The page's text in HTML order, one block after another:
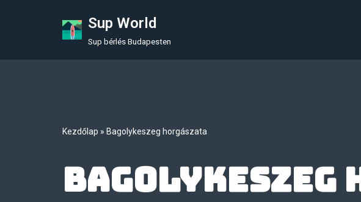
Sup World
Sup bérlés Budapesten
Kezdőlap » Bagolykeszeg horgászata
Bagolykeszeg